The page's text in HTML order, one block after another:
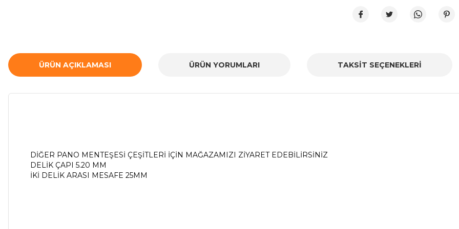
ÜRÜN AÇIKLAMASI ÜRÜN YORUMLARI TAKSİT SEÇENEKLERİ
DİĞER PANO MENTEŞESİ ÇEŞİTLERİ İÇİN MAĞAZAMIZI ZİYARET EDEBİLİRSİNİZ
DELİK ÇAPI 5.20 MM
İKİ DELİK ARASI MESAFE 25MM